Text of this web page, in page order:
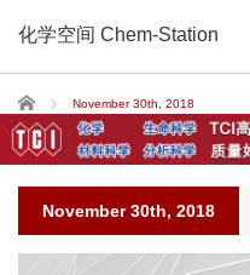
化学空间 Chem-Station
Home November 30th, 2018
November 30th, 2018